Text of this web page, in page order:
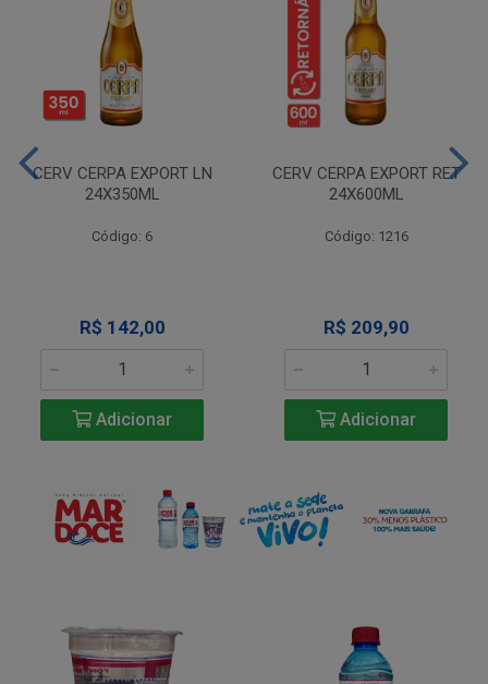
CERV CERPA EXPORT LN
24X350ML
Código: 6
R$ 142,00
Adicionar
CERV CERPA EXPORT RET
24X600ML
Código: 1216
R$ 209,90
Adicionar